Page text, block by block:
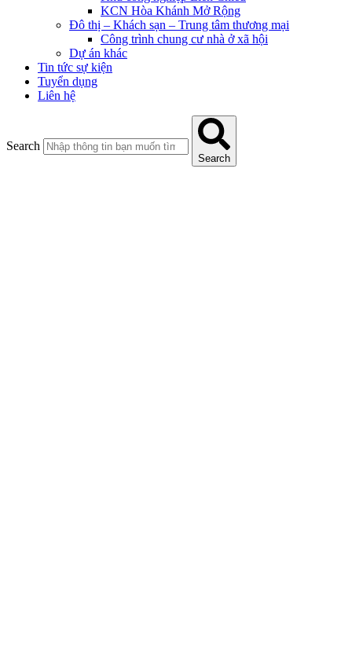
KCN Hòa Khánh Mở Rộng
Đô thị – Khách sạn – Trung tâm thương mại
Công trình chung cư nhà ở xã hội
Dự án khác
Tin tức sự kiện
Tuyển dụng
Liên hệ
Search
Search